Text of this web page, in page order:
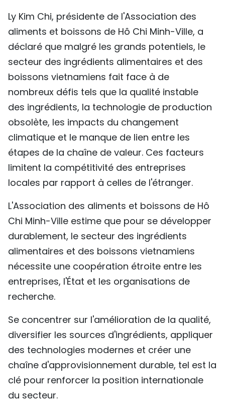
Ly Kim Chi, présidente de l'Association des
aliments et boissons de Hô Chi Minh-Ville, a
déclaré que malgré les grands potentiels, le
secteur des ingrédients alimentaires et des
boissons vietnamiens fait face à de
nombreux défis tels que la qualité instable
des ingrédients, la technologie de production
obsolète, les impacts du changement
climatique et le manque de lien entre les
étapes de la chaîne de valeur. Ces facteurs
limitent la compétitivité des entreprises
locales par rapport à celles de l'étranger.
L'Association des aliments et boissons de Hô
Chi Minh-Ville estime que pour se développer
durablement, le secteur des ingrédients
alimentaires et des boissons vietnamiens
nécessite une coopération étroite entre les
entreprises, l'État et les organisations de
recherche.
Se concentrer sur l'amélioration de la qualité,
diversifier les sources d'ingrédients, appliquer
des technologies modernes et créer une
chaîne d'approvisionnement durable, tel est la
clé pour renforcer la position internationale
du secteur.